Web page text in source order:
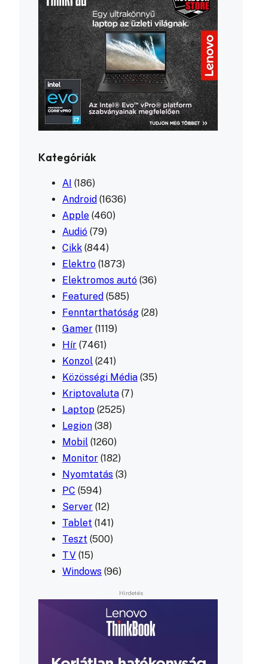
Kategóriák
AI (186)
Android (1636)
Apple (460)
Audió (79)
Cikk (844)
Elektro (1873)
Elektromos autó (36)
Featured (585)
Fenntarthatóság (28)
Gamer (1119)
Hír (7461)
Konzol (241)
Közösségi Média (35)
Kriptovaluta (7)
Laptop (2525)
Legion (38)
Mobil (1260)
Monitor (182)
Nyomtatás (3)
PC (594)
Server (12)
Tablet (141)
Teszt (500)
TV (15)
Windows (96)